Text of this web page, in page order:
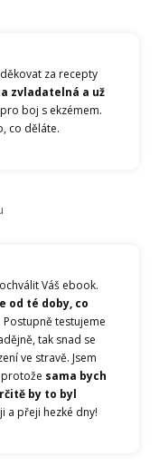
za recepty
zvladatelná a už
boj s ekzémem.
co děláte.
Váš ebook.
od té doby, co
Postupně testujeme
tak snad se
ve stravě. Jsem
sama bych
by to byl
a přeji hezké dny!